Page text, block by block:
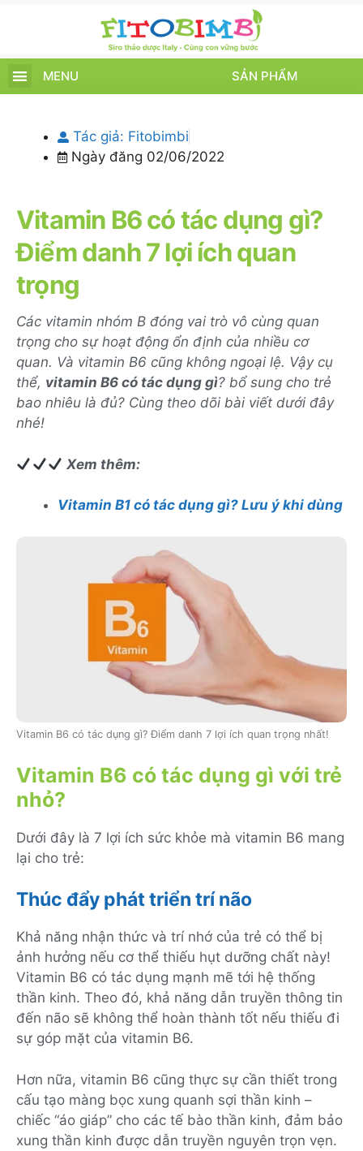
MENU SẢN PHẨM
Tác giả: Fitobimbi
Ngày đăng 02/06/2022
Vitamin B6 có tác dụng gì?
Điểm danh 7 lợi ích quan
trọng
Các vitamin nhóm B đóng vai trò vô cùng quan
trọng cho sự hoạt động ổn định của nhiều cơ
quan. Và vitamin B6 cũng không ngoại lệ. Vậy cụ
thể, vitamin B6 có tác dụng gì? bổ sung cho trẻ
bao nhiêu là đủ? Cùng theo dõi bài viết dưới đây
nhé!
Xem thêm:
Vitamin B1 có tác dụng gì? Lưu ý khi dùng
Vitamin B6 có tác dụng gì? Điểm danh 7 lợi ích quan trọng nhất!
Vitamin B6 có tác dụng gì với trẻ
nhỏ?
Dưới đây là 7 lợi ích sức khỏe mà vitamin B6 mang
lại cho trẻ:
Thúc đẩy phát triển trí não
Khả năng nhận thức và trí nhớ của trẻ có thể bị
ảnh hưởng nếu cơ thể thiếu hụt dưỡng chất này!
Vitamin B6 có tác dụng mạnh mẽ tới hệ thống
thần kinh. Theo đó, khả năng dẫn truyền thông tin
đến não sẽ không thể hoàn thành tốt nếu thiếu đi
sự góp mặt của vitamin B6.
Hơn nữa, vitamin B6 cũng thực sự cần thiết trong
cấu tạo màng bọc xung quanh sợi thần kinh –
chiếc “áo giáp” cho các tế bào thần kinh, đảm bảo
xung thần kinh được dẫn truyền nguyên trọn vẹn.